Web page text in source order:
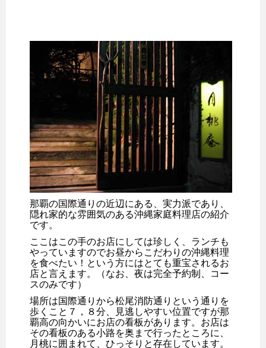
那覇の国際通りの近辺にある、実力派であり、
隠れ家的な雰囲気のある沖縄家庭料理店の紹介
です。
ここはこの手のお店にしては珍しく、ランチも
やっていますのでお昼からこだわりの沖縄料理
を食べたい！という方にはとても重宝されるお
店と言えます。（なお、夜は完全予約制、コー
スのみです）
場所は国際通りから松尾消防通りという通りを
歩くこと７，８分、見逃しやすい位置ですが那
覇高の向かいにお店の看板があります。お店は
その看板のある小路を奥まで行ったところに、
月桃に囲まれて、ひっそりと存在しています。